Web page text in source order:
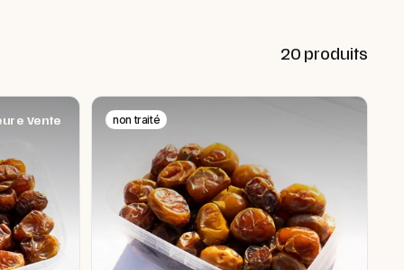
20 produits
Vente non traité